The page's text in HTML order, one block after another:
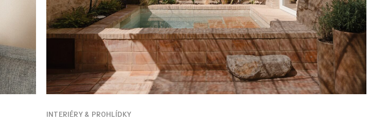
INTERIÉRY & PROHLÍDKY